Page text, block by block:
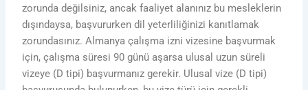
zorunda değilsiniz, ancak faaliyet alanınız bu mesleklerin
dışındaysa, başvururken dil yeterliliğinizi kanıtlamak
zorundasınız. Almanya çalışma izni vizesine başvurmak
için, çalışma süresi 90 günü aşarsa ulusal uzun süreli
vizeye (D tipi) başvurmanız gerekir. Ulusal vize (D tipi)